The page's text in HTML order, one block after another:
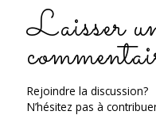
Laisser
Rejoindre la discussion?
N’hésitez pas à